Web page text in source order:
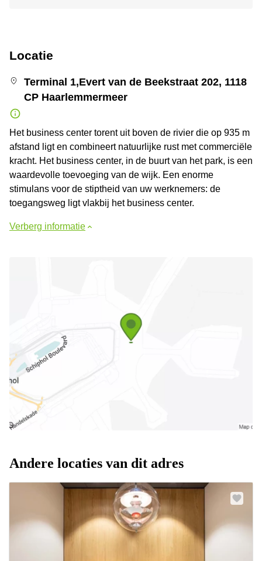
Locatie
Terminal 1,Evert van de Beekstraat 202, 1118
CP Haarlemmermeer
Het business center torent uit boven de rivier die op 935 m
afstand ligt en combineert natuurlijke rust met commerciële
kracht. Het business center, in de buurt van het park, is een
waardevolle toevoeging van de wijk. Een enorme
stimulans voor de stiptheid van uw werknemers: de
toegangsweg ligt vlakbij het business center.
Verberg informatie
Andere locaties van dit adres